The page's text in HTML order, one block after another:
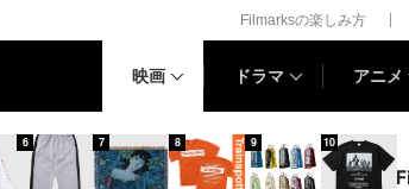
Filmarksの楽しみ方
映画 ドラマ アニメ
6 7 8 9 10